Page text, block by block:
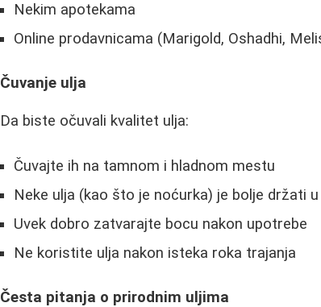
Nekim apotekama
Online prodavnicama (Marigold, Oshadhi,
Čuvanje ulja
Da biste očuvali kvalitet ulja:
Čuvajte ih na tamnom i hladnom mestu
Neke ulja (kao što je noćurka) je bolje držati
Uvek dobro zatvarajte bocu nakon upotrebe
Ne koristite ulja nakon isteka roka trajanja
Česta pitanja o prirodnim uljima